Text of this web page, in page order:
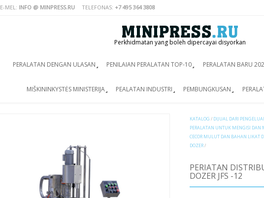
E-MEL: INFO @ MINPRESS.RU TELEFONAS: +7 495 364 3808
Perkhidmatan yang boleh dipercayai disyorkan
PERALATAN DENGAN ULASAN PENILAIAN PERALATAN TOP-10 PERALATAN BARU
MIŠKININKYSTĖS MINISTERIJA PEALATAN INDUSTRI PEMBUNGKUSAN
KATALOG / DIJUAL DARI
PERALATAN UNTUK MENGISI DAN
CECOR MULUT DAN BAHAN LIKAT
DOZER/
PERIATAN
DOZER JFS -12